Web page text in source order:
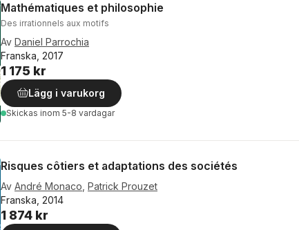
Mathématiques et philosophie
Des irrationnels aux motifs
Av Daniel Parrochia
Franska, 2017
1 175 kr
Lägg i varukorg
Skickas inom 5-8 vardagar
Risques côtiers et adaptations des sociétés
Av André Monaco Patrick Prouzet
Franska, 2014
1 874 kr